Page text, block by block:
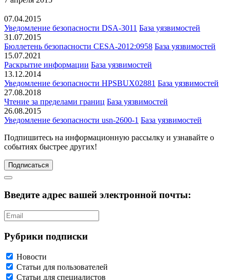
07.04.2015
Уведомление безопасности DSA-3011 База уязвимостей
31.07.2015
Бюллетень безопасности CESA-2012:0958 База уязвимостей
15.07.2021
Раскрытие информации База уязвимостей
13.12.2014
Уведомление безопасности HPSBUX02881 База уязвимостей
27.08.2018
Чтение за пределами границ База уязвимостей
26.08.2015
Уведомление безопасности usn-2600-1 База уязвимостей
Подпишитесь на информационную рассылку и узнавайте о
событиях быстрее других!
Подписаться
Введите адрес вашей электронной почты:
Рубрики подписки
Новости
Статьи для пользователей
Статьи для специалистов